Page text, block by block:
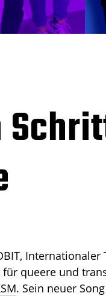
für queere und
. Sein neuer Song